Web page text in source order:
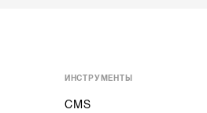
ИНСТРУМЕНТЫ
CMS